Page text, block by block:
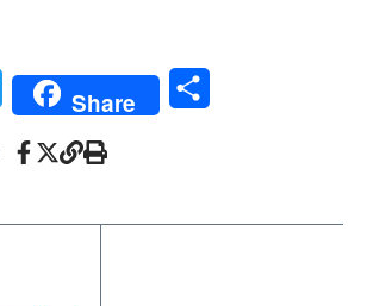
Twitter Share